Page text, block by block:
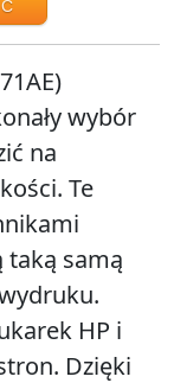
wybór
na
Te
taką samą
HP i
Dzięki